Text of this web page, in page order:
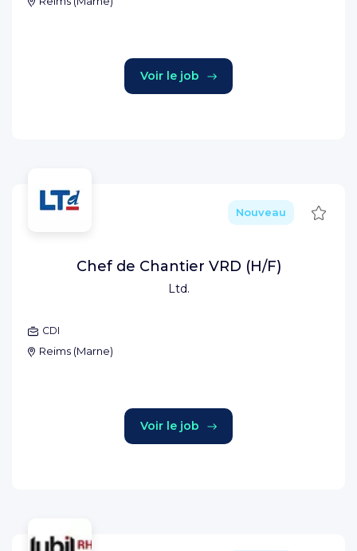
Voir le job
Ltd.
Nouveau
Chef de Chantier VRD (H/F)
CDI
Reims (Marne)
Voir le job